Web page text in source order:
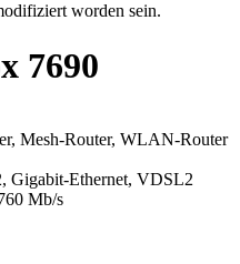
worden sein.
7690
Mesh-Router, WLAN-Router
Gigabit-Ethernet, VDSL2
Mb/s